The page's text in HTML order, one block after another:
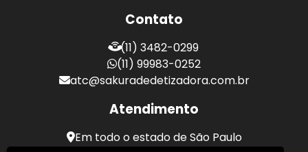
Contato
(11) 3482-0299
(11) 99983-0252
atc@sakuradedetizadora.com.br
Atendimento
Em todo o estado de São Paulo